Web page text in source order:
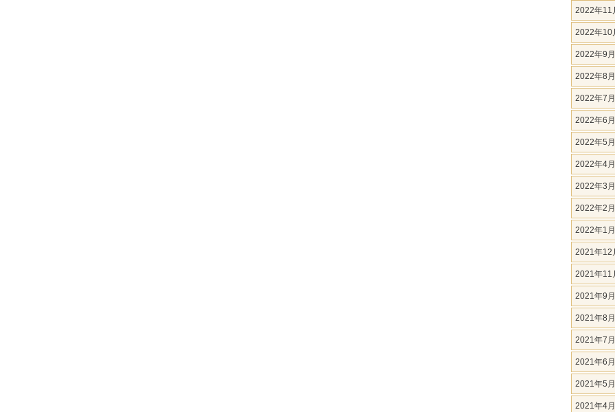
2022年11
2022年10
2022年9月
2022年8月
2022年7月
2022年6月
2022年5月
2022年4月
2022年3月
2022年2月
2022年1月
2021年12
2021年11
2021年9月
2021年8月
2021年7月
2021年6月
2021年5月
2021年4月